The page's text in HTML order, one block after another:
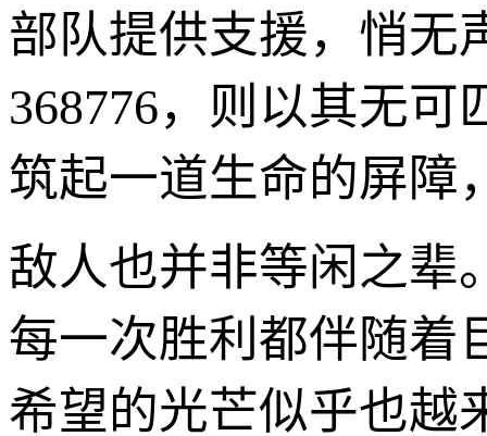
部队提供支援，悄无
368776，则以其无
筑起一道生命的屏障
敌人也并非等闲之辈
每一次胜利都伴随着
希望的光芒似乎也越